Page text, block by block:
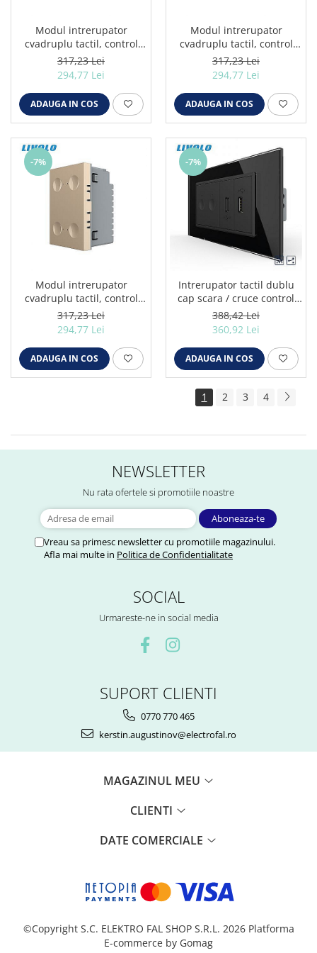
Modul intrerupator
cvadruplu tactil, control
telecomanda RF, cap scara
/ cap cruce, standard
317,23 Lei
294,77 Lei
ADAUGA IN COS
Modul intrerupator
cvadruplu tactil, control
telecomanda RF, cap scara
/ cap cruce, standard
317,23 Lei
294,77 Lei
ADAUGA IN COS
-7%
Modul intrerupator
cvadruplu tactil, control
telecomanda RF, cap scara
/ cap cruce, standard
317,23 Lei
294,77 Lei
ADAUGA IN COS
-7%
Intrerupator tactil dublu
cap scara / cruce control
telecomanda RF + priza
dubla USB, 4M, cu rama
388,42 Lei
360,92 Lei
ADAUGA IN COS
1 2 3 4
NEWSLETTER
Nu rata ofertele si promotiile noastre
Vreau sa primesc newsletter cu promotiile magazinului.
Afla mai multe in Politica de Confidentialitate
SOCIAL
Urmareste-ne in social media
SUPORT CLIENTI
0770 770 465
kerstin.augustinov@electrofal.ro
MAGAZINUL MEU
CLIENTI
DATE COMERCIALE
©Copyright S.C. ELEKTRO FAL SHOP S.R.L. 2026 Platforma
E-commerce by Gomag